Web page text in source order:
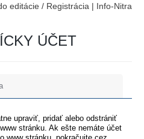
editácie / Registrácia | Info-Nitra
ÚČET
upraviť, pridať alebo odstrániť
stránku. Ak ešte nemáte účet